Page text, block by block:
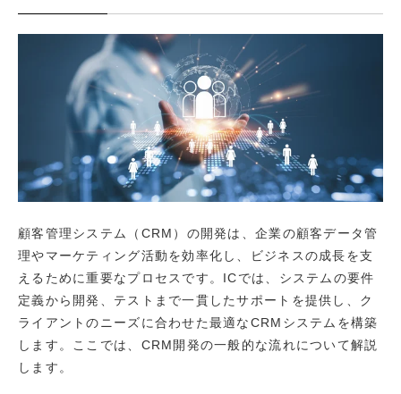
顧客管理システム（CRM）の開発は、企業の顧客データ管
理やマーケティング活動を効率化し、ビジネスの成長を支
えるために重要なプロセスです。ICでは、システムの要件
定義から開発、テストまで一貫したサポートを提供し、ク
ライアントのニーズに合わせた最適なCRMシステムを構築
します。ここでは、CRM開発の一般的な流れについて解説
します。